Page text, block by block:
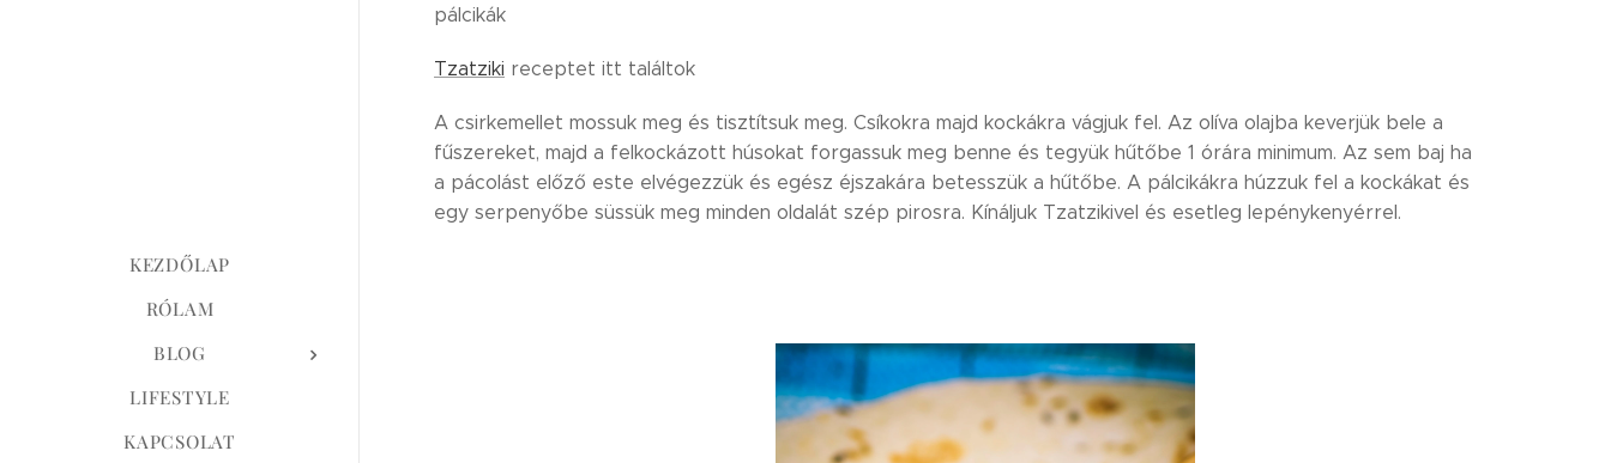
KEZDŐLAP
RÓLAM
BLOG
LIFESTYLE
KAPCSOLAT
pálcikák
Tzatziki receptet itt találtok
A csirkemellet mossuk meg és tisztítsuk meg. Csíkokra majd kockákra vágjuk fel. Az olíva olajba keverjük bele a
fűszereket, majd a felkockázott húsokat forgassuk meg benne és tegyük hűtőbe 1 órára minimum. Az sem baj ha
a pácolást előző este elvégezzük és egész éjszakára betesszük a hűtőbe. A pálcikákra húzzuk fel a kockákat és
egy serpenyőbe süssük meg minden oldalát szép pirosra. Kínáljuk Tzatzikivel és esetleg lepénykenyérrel.